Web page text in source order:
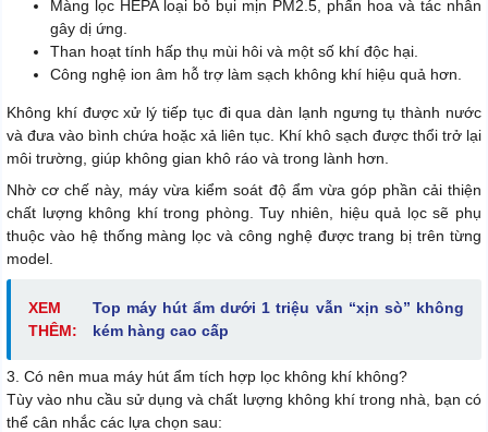
Màng lọc HEPA loại bỏ bụi mịn PM2.5, phấn hoa và tác nhân
gây dị ứng.
Than hoạt tính hấp thụ mùi hôi và một số khí độc hại.
Công nghệ ion âm hỗ trợ làm sạch không khí hiệu quả hơn.
Không khí được xử lý tiếp tục đi qua dàn lạnh ngưng tụ thành nước
và đưa vào bình chứa hoặc xả liên tục. Khí khô sạch được thổi trở lại
môi trường, giúp không gian khô ráo và trong lành hơn.
Nhờ cơ chế này, máy vừa kiểm soát độ ẩm vừa góp phần cải thiện
chất lượng không khí trong phòng. Tuy nhiên, hiệu quả lọc sẽ phụ
thuộc vào hệ thống màng lọc và công nghệ được trang bị trên từng
model.
XEM
THÊM:
Top máy hút ẩm dưới 1 triệu vẫn “xịn sò” không
kém hàng cao cấp
3. Có nên mua máy hút ẩm tích hợp lọc không khí không?
Tùy vào nhu cầu sử dụng và chất lượng không khí trong nhà, bạn có
thể cân nhắc các lựa chọn sau: